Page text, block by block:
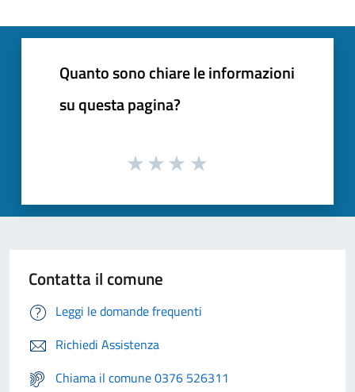
Quanto sono chiare le informazioni
su questa pagina?
Contatta il comune
Leggi le domande frequenti
Richiedi Assistenza
Chiama il comune 0376 526311